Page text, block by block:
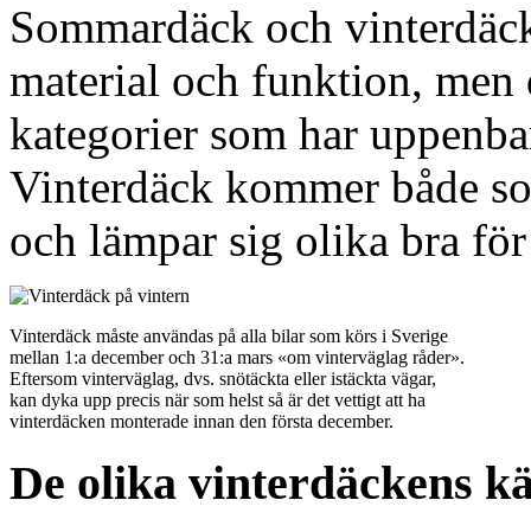
Sommardäck och
material och funktion, men
kategorier som har
Vinterdäck kommer både
och lämpar sig olika bra
Vinterdäck måste användas på alla bilar som körs i Sverige
mellan 1:a december och 31:a mars «om vinterväglag råder».
Eftersom vinterväglag, dvs. snötäckta eller istäckta vägar,
kan dyka upp precis när som helst så är det vettigt att ha
vinterdäcken monterade innan den första december.
De olika vinterdäckens